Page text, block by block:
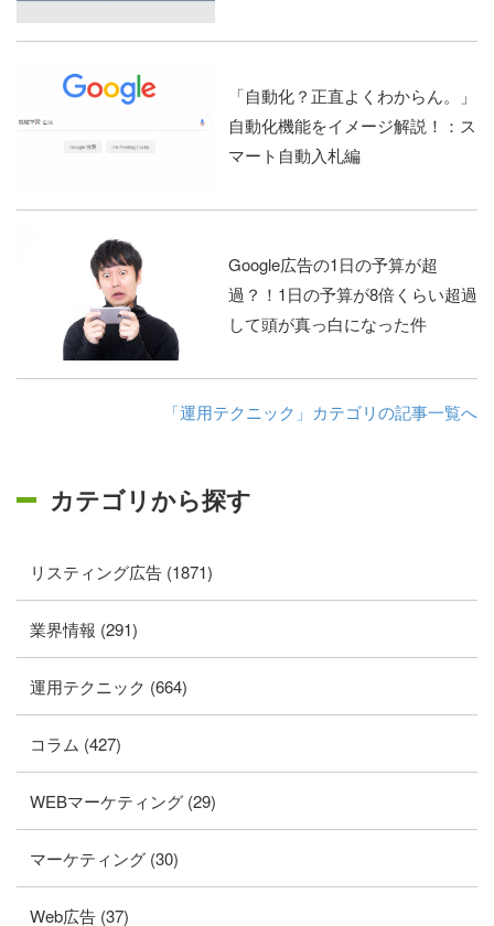
「自動化？正直よくわからん。」
自動化機能をイメージ解説！：ス
マート自動入札編
Google広告の1日の予算が超
過？！1日の予算が8倍くらい超過
して頭が真っ白になった件
「運用テクニック」カテゴリの記事一覧へ
カテゴリから探す
リスティング広告 (1871)
業界情報 (291)
運用テクニック (664)
コラム (427)
WEBマーケティング (29)
マーケティング (30)
Web広告 (37)